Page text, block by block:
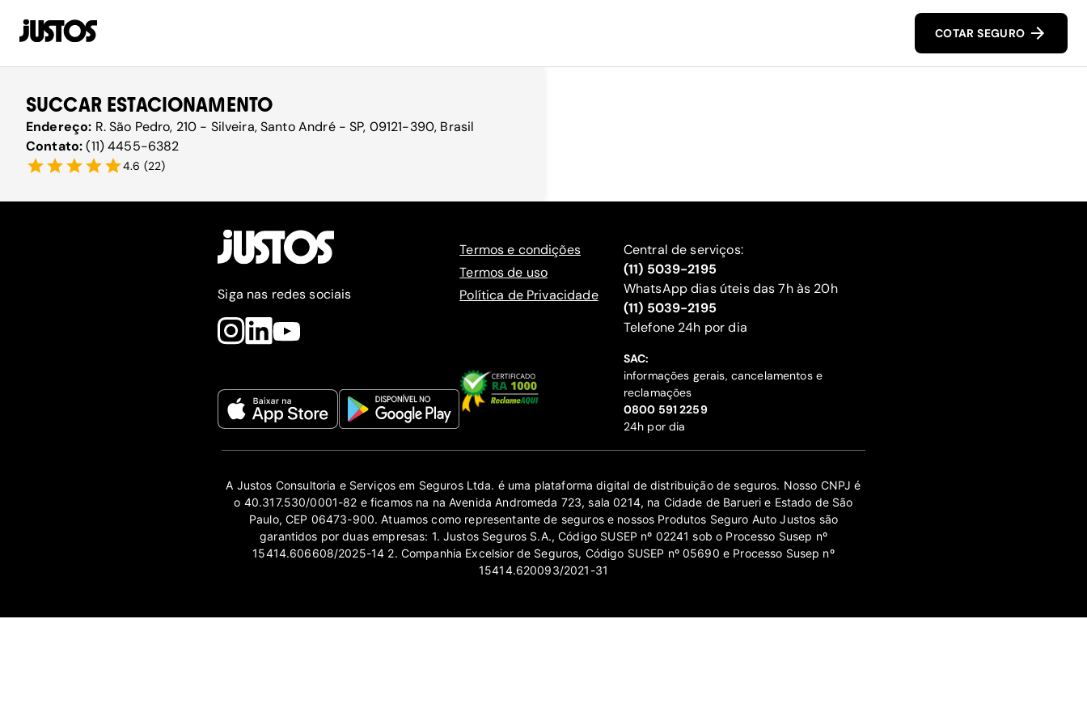
COTAR SEGURO
SUCCAR ESTACIONAMENTO
Endereço: R. São Pedro, 210 - Silveira, Santo André - SP, 09121-390, Brasil
Contato:(11) 4455-6382
4.6 (22)
Siga nas redes sociais
Termos e condições
Termos de uso
Política de Privacidade
Central de serviços:
(11) 5039-2195
WhatsApp dias úteis das 7h às 20h
(11) 5039-2195
‍Telefone 24h por dia
SAC:
informações gerais, cancelamentos e
reclamações
‍0800 591 2259
24h por dia
A Justos Consultoria e Serviços em Seguros Ltda. é uma plataforma digital de distribuição de seguros. Nosso CNPJ é
o 40.317.530/0001-82 e ficamos na na Avenida Andromeda 723, sala 0214, na Cidade de Barueri e Estado de São
Paulo, CEP 06473-900. Atuamos como representante de seguros e nossos Produtos Seguro Auto Justos são
garantidos por duas empresas: 1. Justos Seguros S.A., Código SUSEP nº 02241 sob o Processo Susep nº
15414.606608/2025-14 2. Companhia Excelsior de Seguros, Código SUSEP nº 05690 e Processo Susep nº
15414.620093/2021-31